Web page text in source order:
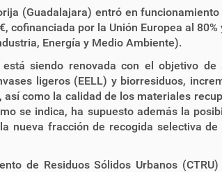
(Guadalajara) entró en funcionamiento
cofinanciada por la Unión Europea al 80%
Energía y Medio Ambiente).
siendo renovada con el objetivo de
ligeros (EELL) y biorresiduos,
como la calidad de los materiales
se indica, ha supuesto además la
nueva fracción de recogida selectiva de
de Residuos Sólidos Urbanos